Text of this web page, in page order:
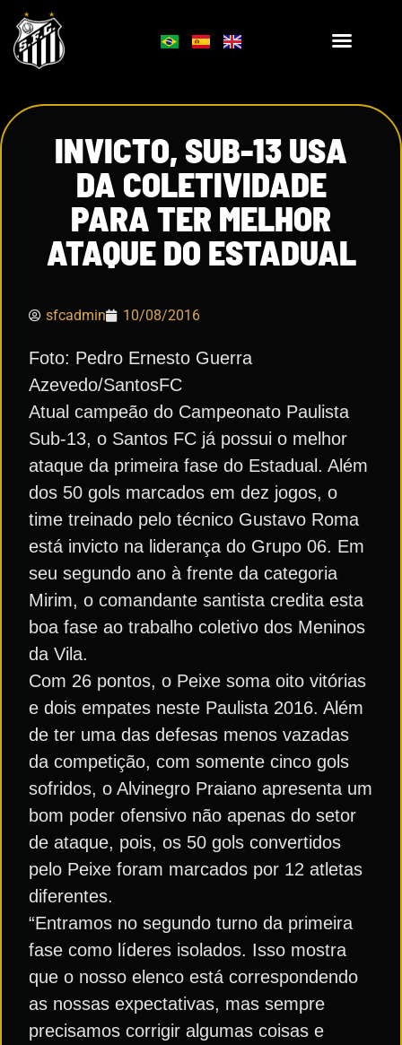
INVICTO, SUB-13 USA
DA COLETIVIDADE
PARA TER MELHOR
ATAQUE DO ESTADUAL
sfcadmin 10/08/2016
Foto: Pedro Ernesto Guerra
Azevedo/SantosFC
Atual campeão do Campeonato Paulista
Sub-13, o Santos FC já possui o melhor
ataque da primeira fase do Estadual. Além
dos 50 gols marcados em dez jogos, o
time treinado pelo técnico Gustavo Roma
está invicto na liderança do Grupo 06. Em
seu segundo ano à frente da categoria
Mirim, o comandante santista credita esta
boa fase ao trabalho coletivo dos Meninos
da Vila.
Com 26 pontos, o Peixe soma oito vitórias
e dois empates neste Paulista 2016. Além
de ter uma das defesas menos vazadas
da competição, com somente cinco gols
sofridos, o Alvinegro Praiano apresenta um
bom poder ofensivo não apenas do setor
de ataque, pois, os 50 gols convertidos
pelo Peixe foram marcados por 12 atletas
diferentes.
“Entramos no segundo turno da primeira
fase como líderes isolados. Isso mostra
que o nosso elenco está correspondendo
as nossas expectativas, mas sempre
precisamos corrigir algumas coisas e